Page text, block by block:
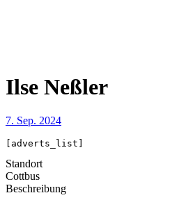
Ilse Neßler
7. Sep. 2024
[adverts_list]
Standort
Cottbus
Beschreibung